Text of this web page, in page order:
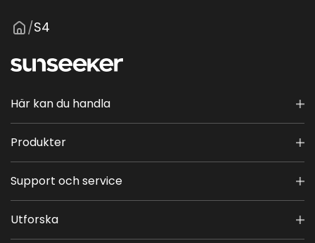
/S4
Här kan du handla
Produkter
Support och service
Utforska